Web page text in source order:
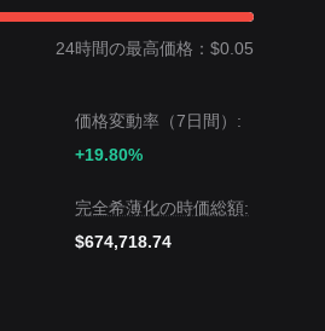
24時間の最高価格：$0.05
価格変動率（7日間）:
+19.80%
完全希薄化の時価総額:
$674,718.74